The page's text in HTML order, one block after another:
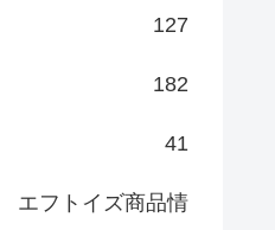
127
182
41
エフトイズ商品情